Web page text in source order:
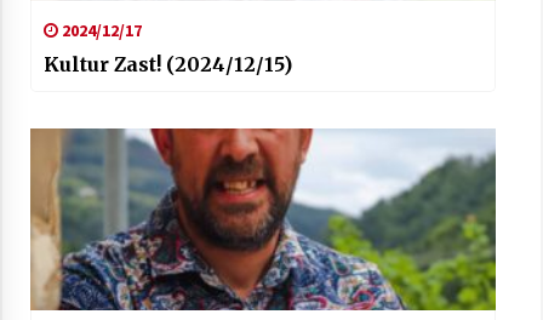
2024/12/17
Kultur Zast! (2024/12/15)